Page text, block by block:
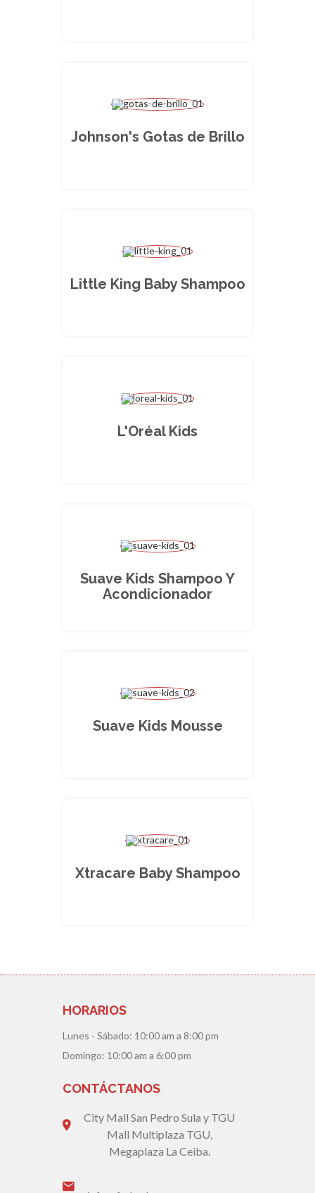
Johnson's Gotas de Brillo
Little King Baby Shampoo
L'Oréal Kids
Suave Kids Shampoo Y
Acondicionador
Suave Kids Mousse
Xtracare Baby Shampoo
HORARIOS
Lunes - Sábado: 10:00 am a 8:00 pm
Domingo: 10:00 am a 6:00 pm
CONTÁCTANOS
City Mall San Pedro Sula y TGU
Mall Multiplaza TGU,
Megaplaza La Ceiba.